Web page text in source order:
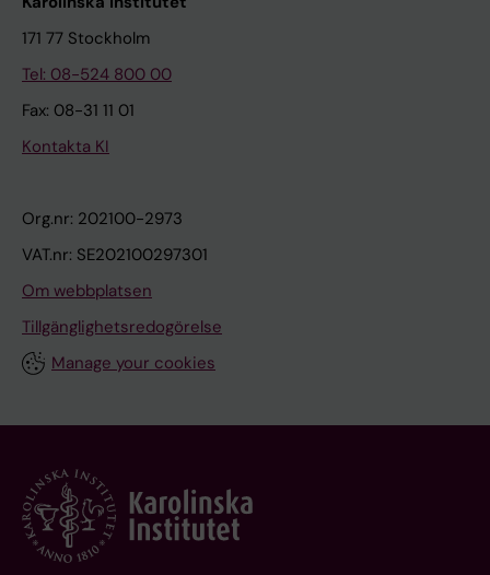
171 77 Stockholm
Tel: 08-524 800 00
Fax: 08-31 11 01
Kontakta KI
Org.nr: 202100-2973
VAT.nr: SE202100297301
Om webbplatsen
Tillgänglighetsredogörelse
Manage your cookies